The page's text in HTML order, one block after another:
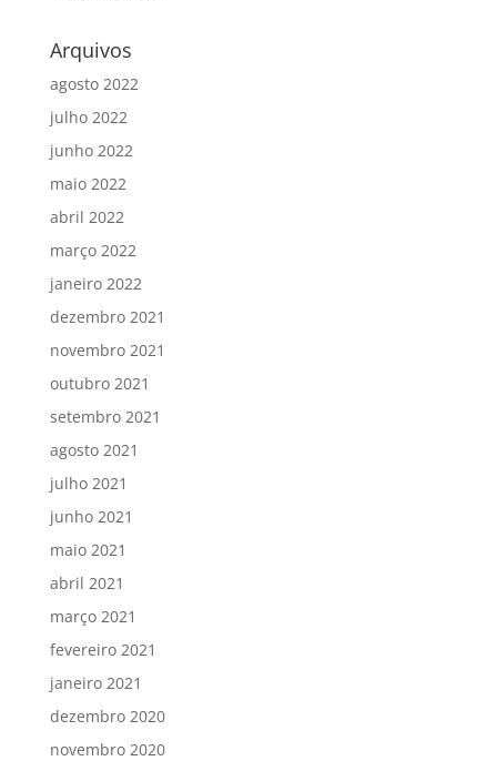
Arquivos
agosto 2022
julho 2022
junho 2022
maio 2022
abril 2022
março 2022
janeiro 2022
dezembro 2021
novembro 2021
outubro 2021
setembro 2021
agosto 2021
julho 2021
junho 2021
maio 2021
abril 2021
março 2021
fevereiro 2021
janeiro 2021
dezembro 2020
novembro 2020